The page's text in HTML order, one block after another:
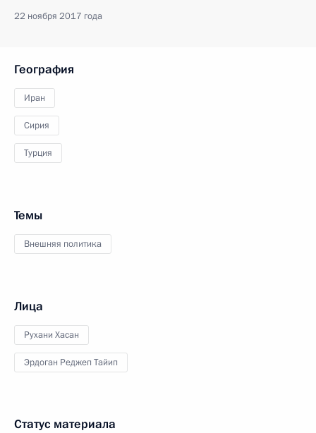
22 ноября 2017 года
География
Иран
Сирия
Турция
Темы
Внешняя политика
Лица
Рухани Хасан
Эрдоган Реджеп Тайип
Статус материала